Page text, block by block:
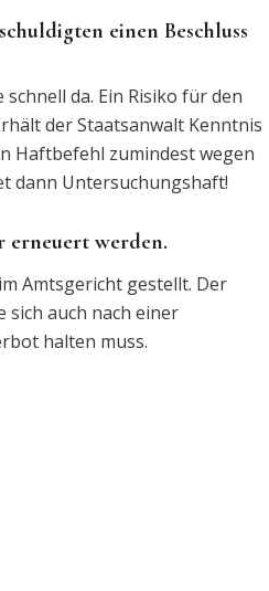
einen Beschluss
da. Ein Risiko für den
der Staatsanwalt Kenntnis
Haftbefehl zumindest wegen
dann Untersuchungshaft!
erneuert werden.
Amtsgericht gestellt. Der
sich auch nach einer
halten muss.